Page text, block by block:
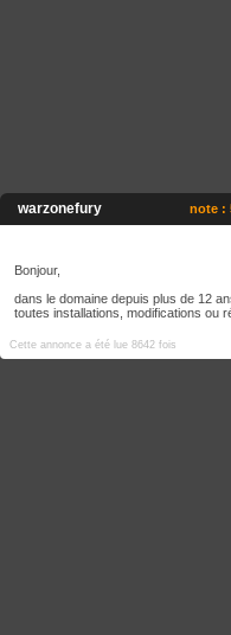
warzonefury note :
Bonjour,
dans le domaine depuis plus de 12
toutes installations, modifications ou
Cette annonce a été lue 8642 fois